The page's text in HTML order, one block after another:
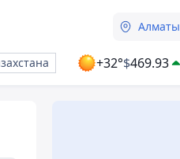
Алматы
+32°$469.93